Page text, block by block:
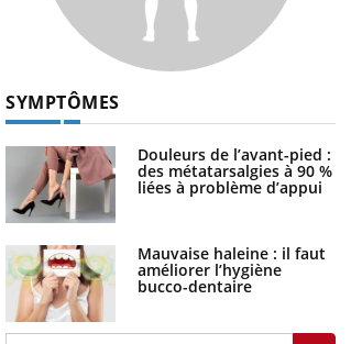
SYMPTÔMES
Douleurs de l’avant-pied :
des métatarsalgies à 90 %
liées à problème d’appui
Mauvaise haleine : il faut
améliorer l’hygiène
bucco-dentaire